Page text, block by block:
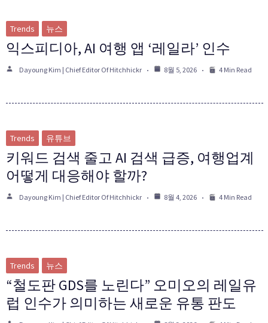
Trends 뉴스
익스피디아, AI 여행 앱 ‘레일라’ 인수
Dayoung Kim | Chief Editor Of Hitchhickr 8월 5, 2026 4 Min Read
Trends 유튜브
키워드 검색 줄고 AI 검색 급증, 여행업계
어떻게 대응해야 할까?
Dayoung Kim | Chief Editor Of Hitchhickr 8월 4, 2026 4 Min Read
Trends 뉴스
“철도판 GDS를 노린다” 오미오의 레일유
럽 인수가 의미하는 새로운 유통 판도